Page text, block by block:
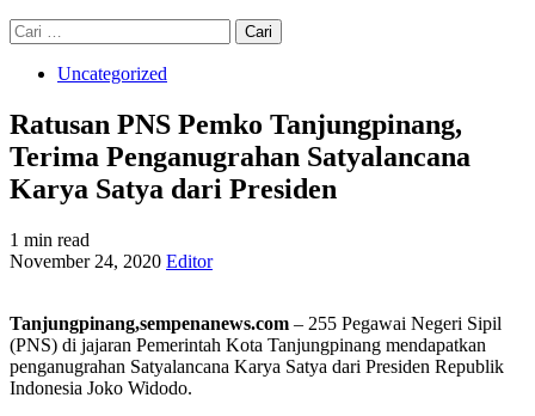
Cari
untuk:
Uncategorized
Ratusan PNS Pemko Tanjungpinang,
Terima Penganugrahan Satyalancana
Karya Satya dari Presiden
1 min read
November 24, 2020 Editor
Tanjungpinang,sempenanews.com – 255 Pegawai Negeri Sipil
(PNS) di jajaran Pemerintah Kota Tanjungpinang mendapatkan
penganugrahan Satyalancana Karya Satya dari Presiden Republik
Indonesia Joko Widodo.